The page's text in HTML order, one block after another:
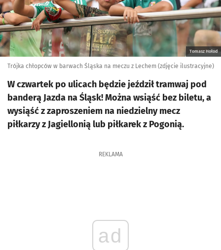
Tomasz Hołod
Trójka chłopców w barwach Śląska na meczu z Lechem (zdjęcie ilustracyjne)
W czwartek po ulicach będzie jeździł tramwaj pod
banderą Jazda na Śląsk! Można wsiąść bez biletu, a
wysiąść z zaproszeniem na niedzielny mecz
piłkarzy z Jagiellonią lub piłkarek z Pogonią.
REKLAMA
ad